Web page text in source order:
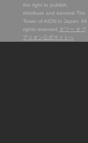
the right to publish,
distribute and transmit The
Tower of AION in Japan. All
rights reserved. タワー オブ
アイオン公式サイトへ